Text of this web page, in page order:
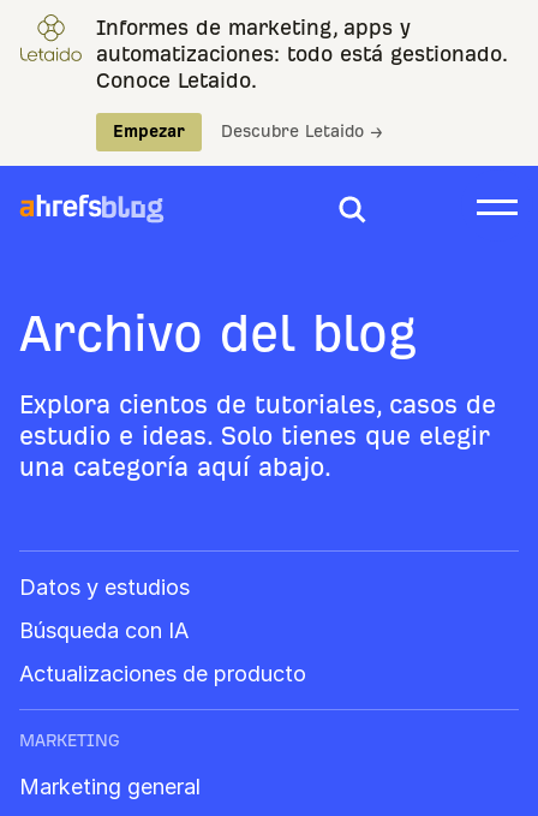
Informes de marketing, apps y
automatizaciones: todo está gestionado.
Conoce Letaido.
Empezar Descubre Letaido →
Archivo del blog
Explora cientos de tutoriales, casos de
estudio e ideas. Solo tienes que elegir
una categoría aquí abajo.
Datos y estudios
Búsqueda con IA
Actualizaciones de producto
MARKETING
Marketing general